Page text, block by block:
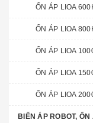
ỔN ÁP LIOA
ỔN ÁP LIOA
ỔN ÁP LIOA
ỔN ÁP LIOA
ỔN ÁP LIOA
BIẾN ÁP ROBOT, ỔN